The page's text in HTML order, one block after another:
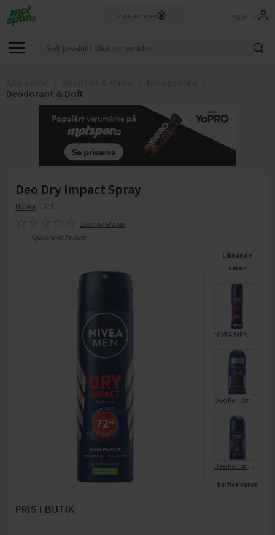
Logga in
Deodorant & Doft
Deo Dry Impact Spray
Nivea 15cl
Skriv omdöme
Spara som favorit
Liknande
varor
NIVEA MEN Dry Impact Spray
Deo Roll On Dry Impact
Deo Roll on Dry Impact
Se fler varor
PRIS I BUTIK